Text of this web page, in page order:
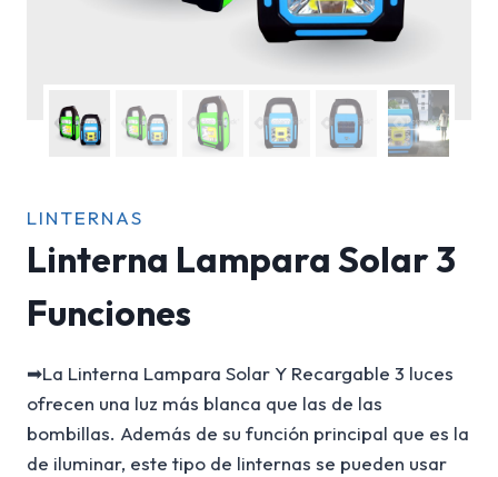
LINTERNAS
Linterna Lampara Solar 3
Funciones
➡La Linterna Lampara Solar Y Recargable 3 luces
ofrecen una luz más blanca que las de las
bombillas. Además de su función principal que es la
de iluminar, este tipo de linternas se pueden usar